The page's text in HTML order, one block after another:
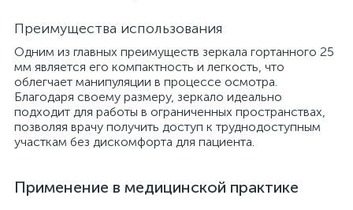
Преимущества использования
Одним из главных преимуществ зеркала гортанного 25
мм является его компактность и легкость, что
облегчает манипуляции в процессе осмотра.
Благодаря своему размеру, зеркало идеально
подходит для работы в ограниченных пространствах,
позволяя врачу получить доступ к труднодоступным
участкам без дискомфорта для пациента.
Применение в медицинской практике